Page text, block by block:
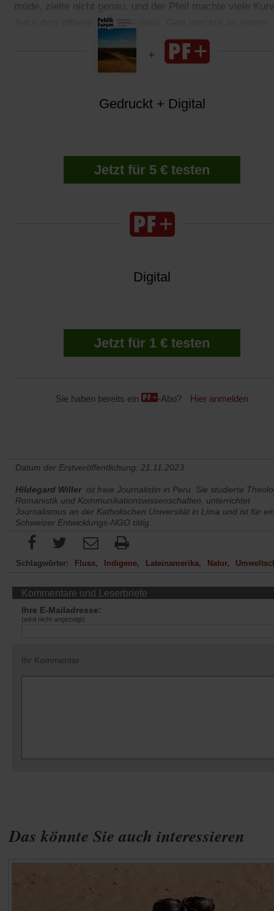
Das könnte Sie auch interessieren
müde, zielte nicht genau, und der Pfeil machte viele
Auch dort öffnete sich der Fluss. Gott machte an einem
Sandstrand halt und badete und freute sich.«
Gedruckt + Digital
Jetzt für 5 € testen
Digital
Jetzt für 1 € testen
Sie haben bereits ein -Abo? Hier anmelden
Datum der Erstveröffentlichung: 21.11.2023
Hildegard Willer ist freie Journalistin in Peru. Sie studierte
Romanistik und Kommunikationswissenschaften, unterrichtet
Journalismus an der Katholischen Universität in Lima und ist für
Schweizer Entwicklungs-NGO tätig.
Schlagwörter: Fluss Indigene Lateinamerika Natur
Kommentare und Leserbriefe
Ihre E-Mailadresse:
(wird nicht angezeigt)
Ihr Kommentar